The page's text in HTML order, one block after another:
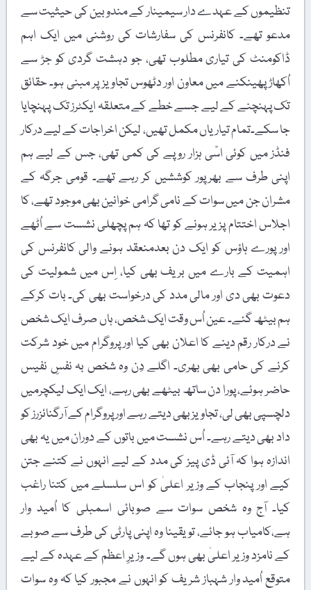
تنظیموں کے عہدے دار سیمینار کے مندوبین کی حیثیت سے
مدعو تھے۔ کانفرنس کی سفارشات کی روشنی میں ایک اہم
ڈاکومنٹ کی تیاری مطلوب تھی، جو دہشت گردی کو جڑ سے
اُکھاڑ پھینکنے میں معاون اور دٹھوس تجاویز پر مبنی ہو۔ حقائق
تک پہنچنے کے لیے جسے خطے کے متعلقہ ایکٹرز تک پہنچایا
جا سکے۔تمام تیاریاں مکمل تھیں، لیکن اخراجات کے لیے درکار
فنڈز میں کوئی اسّی ہزار روپے کی کمی تھی، جس کے لیے ہم
اپنی طرف سے بھرپور کوششیں کر رہے تھے۔ قومی جرگہ کے
مشران جن میں سوات کے نامی گرامی خوانین بھی موجود تھے، کا
اجلاس اختتام پزیر ہونے کو تھا کہ ہم پچھلی نشست سے اُٹھے
اور پورے ہاؤس کو ایک دن بعدمنعقد ہونے والی کانفرنس کی
اہمیت کے بارے میں بریف بھی کیا، اِس میں شمولیت کی
دعوت بھی دی اور مالی مدد کی درخواست بھی کی۔ بات کرکے
ہم بیٹھ گئے۔ عین اُس وقت ایک شخص، ہاں صرف ایک شخص
نے درکار رقم دینے کا اعلان بھی کیا اور پروگرام میں خود شرکت
کرنے کی حامی بھی بھری۔ اگلے دِن وہ شخص بہ نفسِ نفیس
حاضر ہوئے، پورا دن ساتھ بیٹھے بھی رہے، ایک ایک لیکچرمیں
دلچسپی بھی لی، تجاویز بھی دیتے رہے اور پروگرام کے آرگنائزرز کو
داد بھی دیتے رہے۔ اُس نشست میں باتوں کے دوران میں یہ بھی
اندازہ ہوا کہ آئی ڈی پیز کی مدد کے لیے انہوں نے کتنے جتن
کیے اور پنجاب کے وزیر اعلیٰ کو اس سلسلے میں کتنا راغب
کیا۔ آج وہ شخص سوات سے صوبائی اسمبلی کا اُمید وار
ہے،کامیاب ہو جائے، تو یقینا وہ اپنی پارٹی کی طرف سے صوبے
کے نامزد وزیر اعلیٰ بھی ہوں گے۔ وزیرِ اعظم کے عہدہ کے لیے
متوقع اُمید وار شہباز شریف کو انہوں نے مجبور کیا کہ وہ سوات